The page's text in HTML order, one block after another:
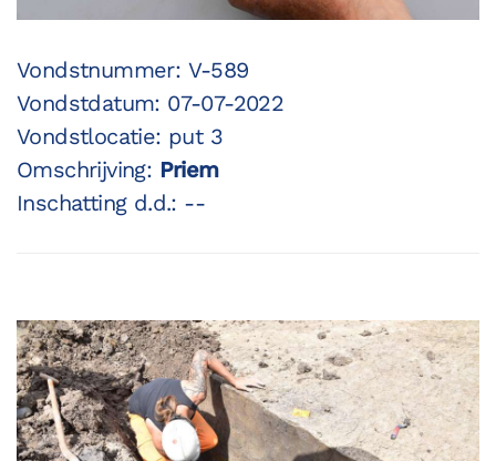
Vondstnummer: V-589
Vondstdatum: 07-07-2022
Vondstlocatie: put 3
Omschrijving: Priem
Inschatting d.d.: --